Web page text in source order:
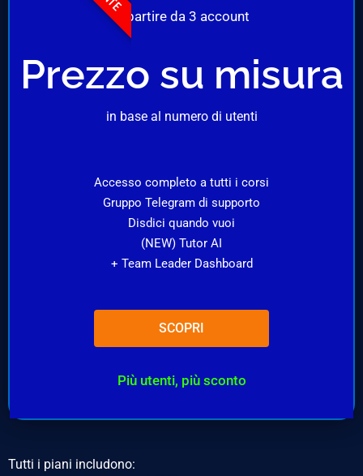
A partire da 3 account
Prezzo su misura
in base al numero di utenti
Accesso completo a tutti i corsi
Gruppo Telegram di supporto
Disdici quando vuoi
(NEW) Tutor AI
+ Team Leader Dashboard
SCOPRI
Più utenti, più sconto
Tutti i piani includono: